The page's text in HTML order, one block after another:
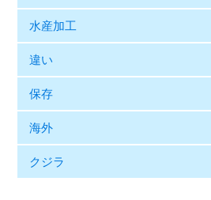
水産加工
違い
保存
海外
クジラ